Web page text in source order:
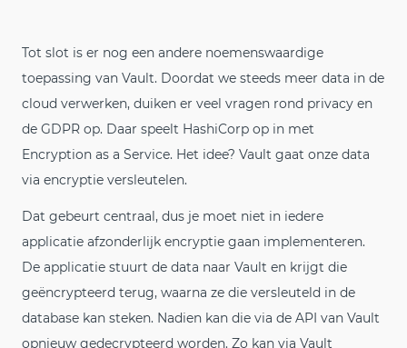
Tot slot is er nog een andere noemenswaardige
toepassing van Vault. Doordat we steeds meer data in de
cloud verwerken, duiken er veel vragen rond privacy en
de GDPR op. Daar speelt HashiCorp op in met
Encryption as a Service. Het idee? Vault gaat onze data
via encryptie versleutelen.
Dat gebeurt centraal, dus je moet niet in iedere
applicatie afzonderlijk encryptie gaan implementeren.
De applicatie stuurt de data naar Vault en krijgt die
geëncrypteerd terug, waarna ze die versleuteld in de
database kan steken. Nadien kan die via de API van Vault
opnieuw gedecrypteerd worden. Zo kan via Vault